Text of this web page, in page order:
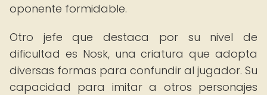
oponente formidable.
Otro jefe que destaca por su nivel de
dificultad es Nosk, una criatura que adopta
diversas formas para confundir al jugador. Su
capacidad para imitar a otros personajes